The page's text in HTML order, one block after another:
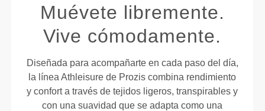
Muévete libremente.
Vive cómodamente.
Diseñada para acompañarte en cada paso del día,
la línea Athleisure de Prozis combina rendimiento
y confort a través de tejidos ligeros, transpirables y
con una suavidad que se adapta como una